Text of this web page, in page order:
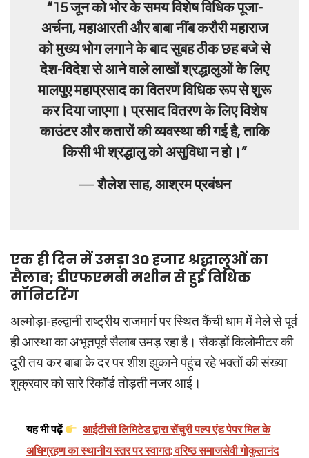
“15 जून को भोर के समय विशेष विधिक पूजा-
अर्चना, महाआरती और बाबा नींब करौरी महाराज
को मुख्य भोग लगाने के बाद सुबह ठीक छह बजे से
देश-विदेश से आने वाले लाखों श्रद्धालुओं के लिए
मालपुए महाप्रसाद का वितरण विधिक रूप से शुरू
कर दिया जाएगा। प्रसाद वितरण के लिए विशेष
काउंटर और कतारों की व्यवस्था की गई है, ताकि
किसी भी श्रद्धालु को असुविधा न हो।”
—शैलेश साह, आश्रम प्रबंधन
एक ही दिन में उमड़ा 30 हजार श्रद्धालुओं का
सैलाब; डीएफएमबी मशीन से हुई विधिक
मॉनिटरिंग
अल्मोड़ा-हल्द्वानी राष्ट्रीय राजमार्ग पर स्थित कैंची धाम में मेले से पूर्व
ही आस्था का अभूतपूर्व सैलाब उमड़ रहा है। सैकड़ों किलोमीटर की
दूरी तय कर बाबा के दर पर शीश झुकाने पहुंच रहे भक्तों की संख्या
शुक्रवार को सारे रिकॉर्ड तोड़ती नजर आई।
यह भी पढ़ें
आईटीसी लिमिटेड द्वारा सेंचुरी पल्प एंड पेपर मिल के
अधिग्रहण का स्थानीय स्तर पर स्वागत; वरिष्ठ समाजसेवी गोकुलानंद